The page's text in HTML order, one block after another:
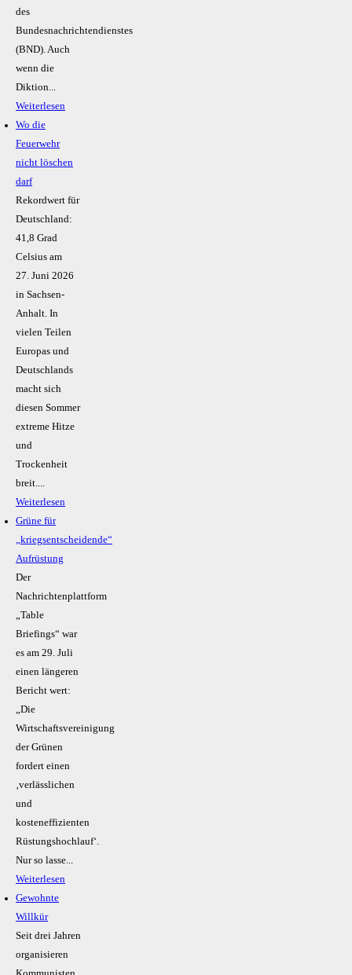
des
Bundesnachrichtendienstes
(BND). Auch
wenn die
Diktion...
Weiterlesen
Wo die
Feuerwehr
nicht löschen
darf
Rekordwert für
Deutschland:
41,8 Grad
Celsius am
27. Juni 2026
in Sachsen-
Anhalt. In
vielen Teilen
Europas und
Deutschlands
macht sich
diesen Sommer
extreme Hitze
und
Trockenheit
breit....
Weiterlesen
Grüne für
„kriegsentscheidende“
Aufrüstung
Der
Nachrichtenplattform
„Table
Briefings“ war
es am 29. Juli
einen längeren
Bericht wert:
„Die
Wirtschaftsvereinigung
der Grünen
fordert einen
‚verlässlichen
und
kosteneffizienten
Rüstungshochlauf‘.
Nur so lasse...
Weiterlesen
Gewohnte
Willkür
Seit drei Jahren
organisieren